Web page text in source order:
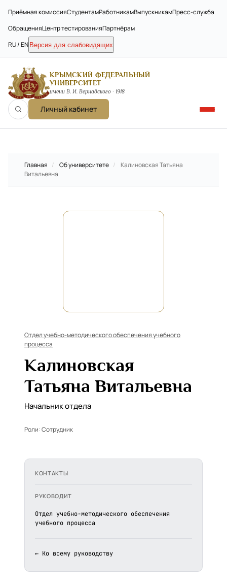
Приёмная комиссияСтудентамРаботникамВыпускникамПресс-служба
ОбращенияЦентр тестированияПартнёрам
RU / EN Версия для слабовидящих
КРЫМСКИЙ ФЕДЕРАЛЬНЫЙ
УНИВЕРСИТЕТ
имени В. И. Вернадского · 1918
Личный кабинет
Главная / Об университете /
Калиновская Татьяна
Витальевна
Отдел учебно-методического обеспечения учебного
процесса
Калиновская
Татьяна Витальевна
Начальник отдела
Роли:Сотрудник
КОНТАКТЫ
РУКОВОДИТ
Отдел учебно-методического обеспечения
учебного процесса
← Ко всему руководству